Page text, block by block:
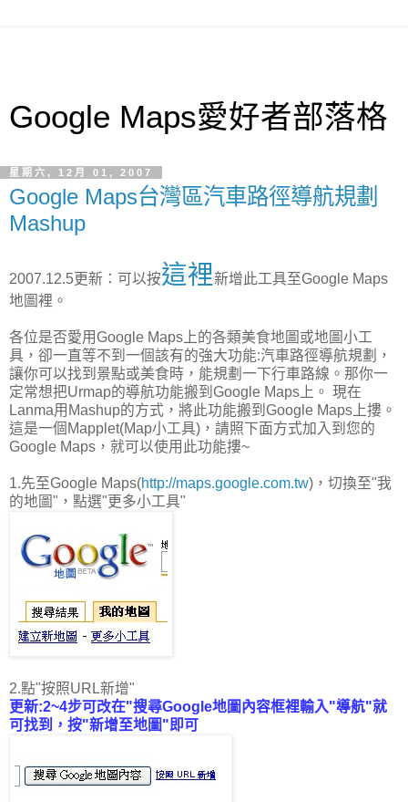
Google Maps愛好者部落格
星期六, 12月 01, 2007
Google Maps台灣區汽車路徑導航規劃
Mashup
2007.12.5更新：可以按這裡新增此工具至Google Maps
地圖裡。
各位是否愛用Google Maps上的各類美食地圖或地圖小工
具，卻一直等不到一個該有的強大功能:汽車路徑導航規劃，
讓你可以找到景點或美食時，能規劃一下行車路線。那你一
定常想把Urmap的導航功能搬到Google Maps上。 現在
Lanma用Mashup的方式，將此功能搬到Google Maps上摟。
這是一個Mapplet(Map小工具)，請照下面方式加入到您的
Google Maps，就可以使用此功能摟~
1.先至Google Maps(http://maps.google.com.tw)，切換至"我
的地圖"，點選"更多小工具"
2.點"按照URL新增"
更新:2~4步可改在"搜尋Google地圖內容框裡輸入"導航"就
可找到，按"新增至地圖"即可